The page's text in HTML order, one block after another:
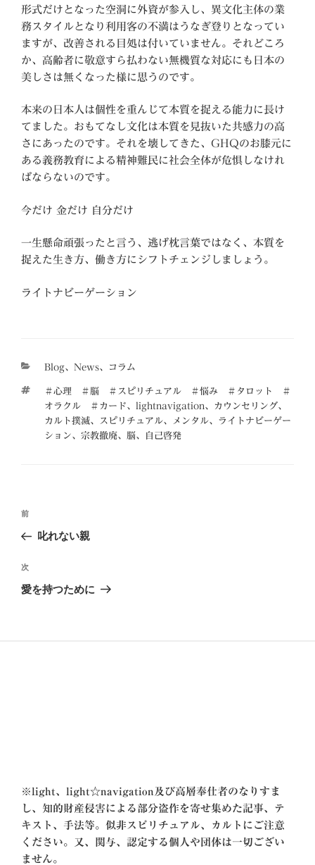
形式だけとなった空洞に外資が参入し、異文化主体の業
務スタイルとなり利用客の不満はうなぎ登りとなってい
ますが、改善される目処は付いていません。それどころ
か、高齢者に敬意すら払わない無機質な対応にも日本の
美しさは無くなった様に思うのです。
本来の日本人は個性を重んじて本質を捉える能力に長け
てました。おもてなし文化は本質を見抜いた共感力の高
さにあったのです。それを壊してきた、GHQのお膝元に
ある義務教育による精神難民に社会全体が危惧しなけれ
ばならないのです。
今だけ 金だけ 自分だけ
一生懸命頑張ったと言う、逃げ枕言葉ではなく、本質を
捉えた生き方、働き方にシフトチェンジしましょう。
ライトナビーゲーション
カ
ゴ
リ
ー
Blog、 News、 コラム
タ
グ
＃心理 ＃脳 ＃スピリチュアル ＃悩み ＃タロット ＃
オラクル ＃カード、 lightnavigation、 カウンセリング、
カルト撲滅、 スピリチュアル、 メンタル、
ライトナビーゲー
ション、 宗教撤廃、 脳、 自己啓発
投
ビ
ゲ
前
の
稿
前
叱れない親
次
の
次
愛を持つために
※light、light☆navigation及び高層奉仕者のなりすま
し、知的財産侵害による部分盗作を寄せ集めた記事、テ
キスト、手法等。似非スピリチュアル、カルトにご注意
ください。又、関与、認定する個人や団体は一切ござい
ません。